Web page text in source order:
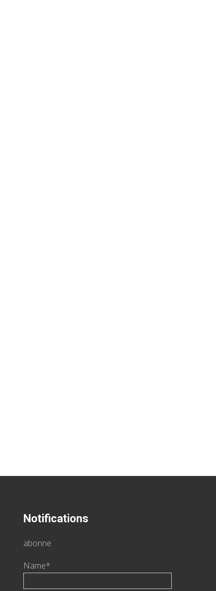
Notifications
abonne
Name*